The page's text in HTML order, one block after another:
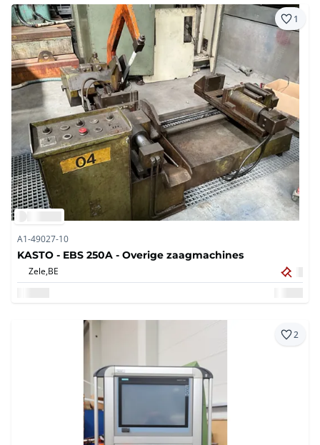
1
A1-49027-10
KASTO - EBS 250A - Overige zaagmachines
Zele,BE
2